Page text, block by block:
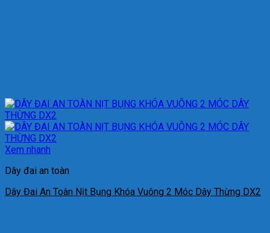
Xem nhanh
Dây đai an toàn
Dây Đai An Toàn Nịt Bụng Khóa Vuông 2 Móc Dây Thừng DX2